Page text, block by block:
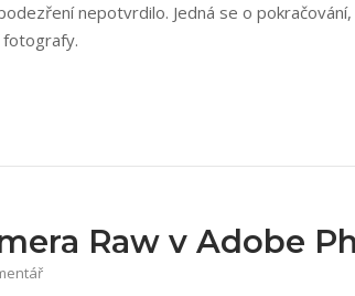
nepotvrdilo. Jedná se o
fotografy.
Raw v Adobe